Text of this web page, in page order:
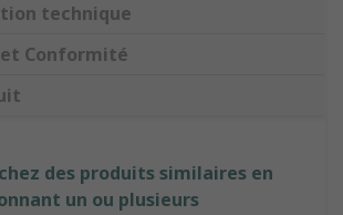
technique
Conformité
des produits similaires en
un ou plusieurs